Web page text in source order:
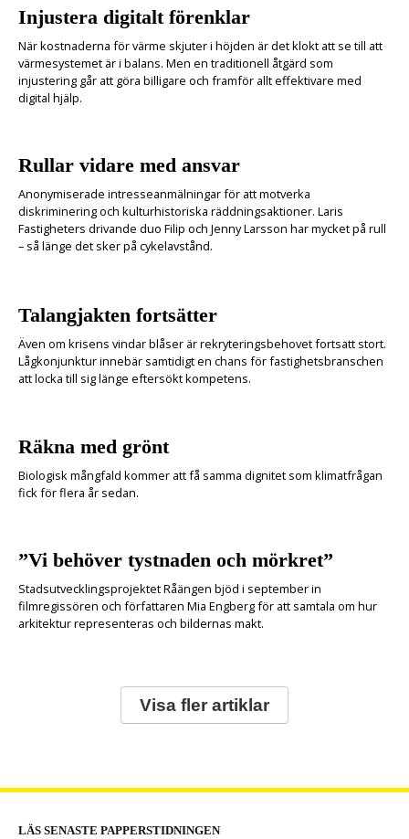
Injustera digitalt förenklar
När kostnaderna för värme skjuter i höjden är det klokt att se till att
värmesystemet är i balans. Men en traditionell åtgärd som
injustering går att göra billigare och framför allt effektivare med
digital hjälp.
Rullar vidare med ansvar
Anonymiserade intresseanmälningar för att motverka
diskriminering och kulturhistoriska räddningsaktioner. Laris
Fastigheters drivande duo Filip och Jenny Larsson har mycket på rull
– så länge det sker på cykelavstånd.
Talangjakten fortsätter
Även om krisens vindar blåser är rekryteringsbehovet fortsatt stort.
Lågkonjunktur innebär samtidigt en chans för fastighetsbranschen
att locka till sig länge eftersökt kompetens.
Räkna med grönt
Biologisk mångfald kommer att få samma dignitet som klimatfrågan
fick för flera år sedan.
”Vi behöver tystnaden och mörkret”
Stadsutvecklingsprojektet Råängen bjöd i september in
filmregissören och författaren Mia Engberg för att samtala om hur
arkitektur representeras och bildernas makt.
Visa fler artiklar
LÄS SENASTE PAPPERSTIDNINGEN